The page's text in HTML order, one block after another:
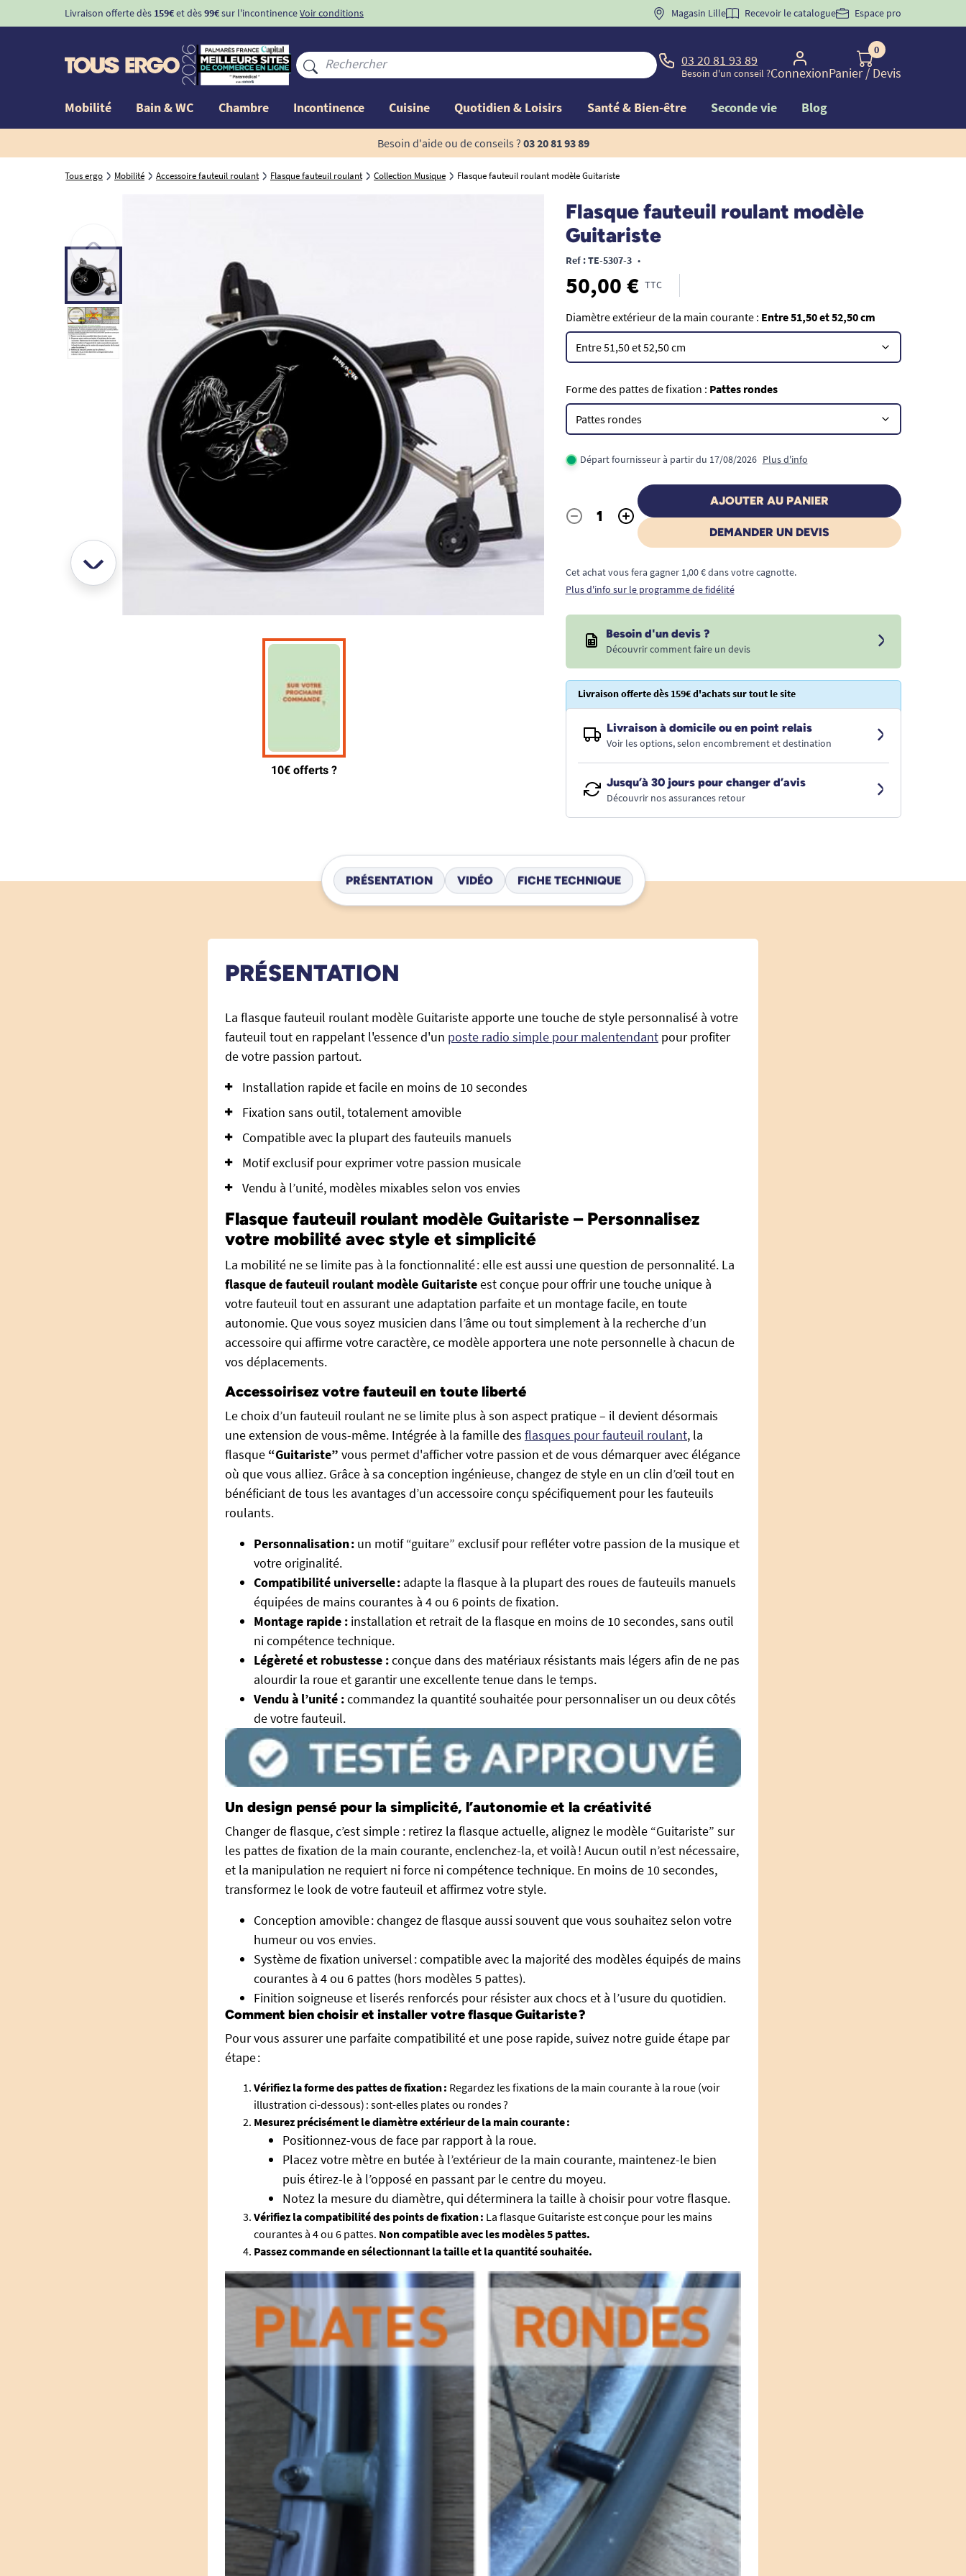
Livraison offerte dès 159€et dès99€sur l'incontinenceVoir conditions BIENVENUE" pourla 1ère commande d'incontinence
Magasin Lille Recevoir le catalogue Espace pro
03 20 81 93 89
Besoin d'un conseil ?Connexion
0
Panier/ Devis
Mobilité Bain & WC Chambre Incontinence Cuisine Quotidien & Loisirs Santé & Bien-être Seconde vie Blog
Besoin d'aide ou de conseils ? 03 20 81 93 89
Tous ergo Mobilité Accessoire fauteuil roulant Flasque fauteuil roulant Collection Musique Flasque fauteuil roulant modèle Guitariste
Flasque fauteuil roulant modèle
Guitariste
Ref : TE-5307-3 •
50,00 € TTC
Diamètre extérieur de la main courante : Entre 51,50 et 52,50 cm
Forme des pattes de fixation : Pattes rondes
Départ fournisseur à partir du 17/08/2026 Plus d'info
Quantité
- +
AJOUTER AU PANIER
DEMANDER UN DEVIS
Cet achat vous fera gagner 1,00 € dans votre cagnotte.
Plus d'info sur le programme de fidélité
Besoin d'un devis ?
Découvrir comment faire un devis
Livraison offerte dès 159€ d'achats sur tout le site
Livraison à domicile ou en point relais
Voir les options, selon encombrement et destination
Jusqu’à 30 jours pour changer d’avis
Découvrir nos assurances retour
PRÉSENTATION VIDÉO FICHE TECHNIQUE
PRÉSENTATION
La flasque fauteuil roulant modèle Guitariste apporte une touche de style personnalisé à votre
fauteuil tout en rappelant l'essence d'un poste radio simple pour malentendant pour profiter
de votre passion partout.
Installation rapide et facile en moins de 10 secondes
Fixation sans outil, totalement amovible
Compatible avec la plupart des fauteuils manuels
Motif exclusif pour exprimer votre passion musicale
Vendu à l’unité, modèles mixables selon vos envies
Flasque fauteuil roulant modèle Guitariste – Personnalisez
votre mobilité avec style et simplicité
La mobilité ne se limite pas à la fonctionnalité : elle est aussi une question de personnalité. La
flasque de fauteuil roulant modèle Guitaristeest conçue pour offrir une touche unique à
votre fauteuil tout en assurant une adaptation parfaite et un montage facile, en toute
autonomie. Que vous soyez musicien dans l’âme ou tout simplement à la recherche d’un
accessoire qui affirme votre caractère, ce modèle apportera une note personnelle à chacun de
vos déplacements.
Accessoirisez votre fauteuil en toute liberté
Le choix d’un fauteuil roulant ne se limite plus à son aspect pratique – il devient désormais
une extension de vous-même. Intégrée à la famille des flasques pour fauteuil roulant, la
flasque “Guitariste” vous permet d'afficher votre passion et de vous démarquer avec élégance
où que vous alliez. Grâce à sa conception ingénieuse, changez de style en un clin d’œil tout en
bénéficiant de tous les avantages d’un accessoire conçu spécifiquement pour les fauteuils
roulants.
Personnalisation : un motif “guitare” exclusif pour refléter votre passion de la musique et
votre originalité.
Compatibilité universelle : adapte la flasque à la plupart des roues de fauteuils manuels
équipées de mains courantes à 4 ou 6 points de fixation.
Montage rapide : installation et retrait de la flasque en moins de 10 secondes, sans outil
ni compétence technique.
Légèreté et robustesse :conçue dans des matériaux résistants mais légers afin de ne pas
alourdir la roue et garantir une excellente tenue dans le temps.
Vendu à l’unité :commandez la quantité souhaitée pour personnaliser un ou deux côtés
de votre fauteuil.
Un design pensé pour la simplicité, l’autonomie et la créativité
Changer de flasque, c’est simple : retirez la flasque actuelle, alignez le modèle “Guitariste” sur
les pattes de fixation de la main courante, enclenchez-la, et voilà ! Aucun outil n’est nécessaire,
et la manipulation ne requiert ni force ni compétence technique. En moins de 10 secondes,
transformez le look de votre fauteuil et affirmez votre style.
Conception amovible : changez de flasque aussi souvent que vous souhaitez selon votre
humeur ou vos envies.
Système de fixation universel : compatible avec la majorité des modèles équipés de mains
courantes à 4 ou 6 pattes (hors modèles 5 pattes).
Finition soigneuse et liserés renforcés pour résister aux chocs et à l’usure du quotidien.
Comment bien choisir et installer votre flasque Guitariste ?
Pour vous assurer une parfaite compatibilité et une pose rapide, suivez notre guide étape par
étape :
Vérifiez la forme des pattes de fixation : Regardez les fixations de la main courante à la roue (voir
illustration ci-dessous) : sont-elles plates ou rondes ?
Mesurez précisément le diamètre extérieur de la main courante :
Positionnez-vous de face par rapport à la roue.
Placez votre mètre en butée à l’extérieur de la main courante, maintenez-le bien
puis étirez-le à l’opposé en passant par le centre du moyeu.
Notez la mesure du diamètre, qui déterminera la taille à choisir pour votre flasque.
Vérifiez la compatibilité des points de fixation : La flasque Guitariste est conçue pour les mains
courantes à 4 ou 6 pattes. Non compatible avec les modèles 5 pattes.
Passez commande en sélectionnant la taille et la quantité souhaitée.